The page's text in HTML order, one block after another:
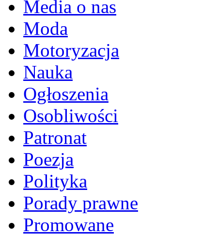
Media o nas
Moda
Motoryzacja
Nauka
Ogłoszenia
Osobliwości
Patronat
Poezja
Polityka
Porady prawne
Promowane